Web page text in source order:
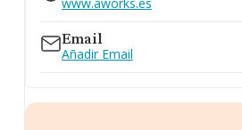
Email
Añadir Email